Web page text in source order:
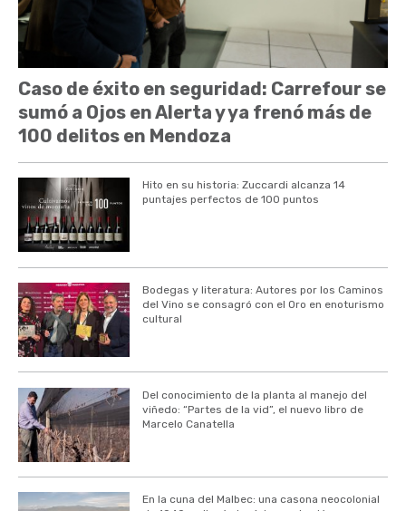
Caso de éxito en seguridad: Carrefour se
sumó a Ojos en Alerta y ya frenó más de
100 delitos en Mendoza
Hito en su historia: Zuccardi alcanza 14
puntajes perfectos de 100 puntos
Bodegas y literatura: Autores por los Caminos
del Vino se consagró con el Oro en enoturismo
cultural
Del conocimiento de la planta al manejo del
viñedo: “Partes de la vid”, el nuevo libro de
Marcelo Canatella
En la cuna del Malbec: una casona neocolonial